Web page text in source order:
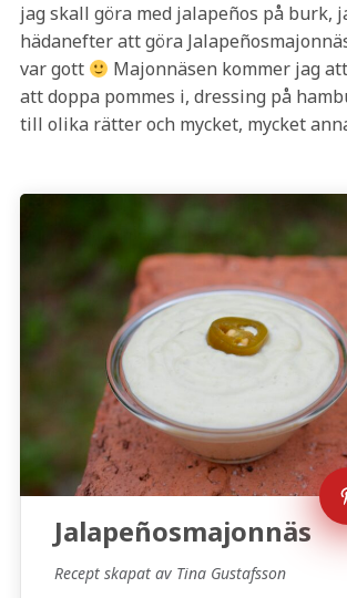
jag skall göra med jalapeños på burk,
hädanefter att göra
var gott
Majonnäsen kommer jag
att doppa pommes i, dressing på
till olika rätter och mycket, mycket
Jalapeñosmajonnäs
Recept skapat av Tina Gustafsson